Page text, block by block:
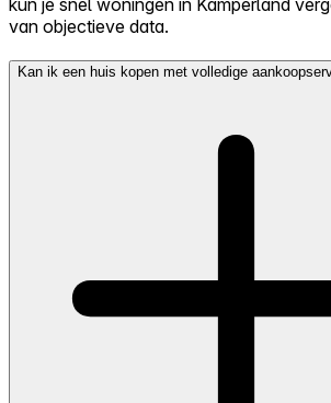
van objectieve data.
Kan ik een huis kopen met volledige